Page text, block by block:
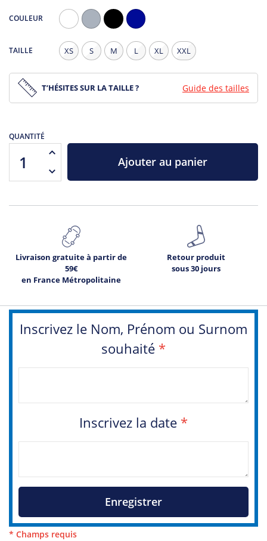
COULEUR
Chiné
TAILLE XS S M L XL XXL
T’HÉSITES SUR LA TAILLE ? Guide des tailles
QUANTITÉ
Ajouter au panier
Livraison gratuite à partir de
59€
en France Métropolitaine
Retour produit
sous 30 jours
Inscrivez le Nom, Prénom ou Surnom
souhaité *
Inscrivez la date *
Enregistrer
* Champs requis